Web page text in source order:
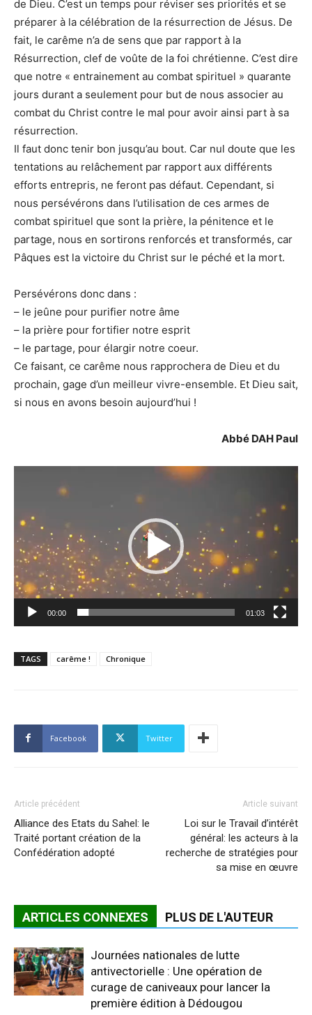
de Dieu. C’est un temps pour réviser ses priorités et se
préparer à la célébration de la résurrection de Jésus. De
fait, le carême n’a de sens que par rapport à la
Résurrection, clef de voûte de la foi chrétienne. C’est dire
que notre « entrainement au combat spirituel » quarante
jours durant a seulement pour but de nous associer au
combat du Christ contre le mal pour avoir ainsi part à sa
résurrection.
Il faut donc tenir bon jusqu’au bout. Car nul doute que les
tentations au relâchement par rapport aux différents
efforts entrepris, ne feront pas défaut. Cependant, si
nous persévérons dans l’utilisation de ces armes de
combat spirituel que sont la prière, la pénitence et le
partage, nous en sortirons renforcés et transformés, car
Pâques est la victoire du Christ sur le péché et la mort.
Persévérons donc dans :
– le jeûne pour purifier notre âme
– la prière pour fortifier notre esprit
– le partage, pour élargir notre coeur.
Ce faisant, ce carême nous rapprochera de Dieu et du
prochain, gage d’un meilleur vivre-ensemble. Et Dieu sait,
si nous en avons besoin aujourd’hui !
Abbé DAH Paul
Lecteur
00:00 01:03
TAGS carême ! Chronique
Facebook Twitter
Article précédent
Alliance des Etats du Sahel: le
Traité portant création de la
Confédération adopté
Article suivant
Loi sur le Travail d’intérêt
général: les acteurs à la
recherche de stratégies pour
sa mise en œuvre
ARTICLES CONNEXES PLUS DE L'AUTEUR
Journées nationales de lutte
antivectorielle : Une opération de
curage de caniveaux pour lancer la
première édition à Dédougou